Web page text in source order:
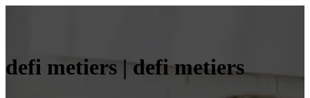
defi metiers | defi metiers